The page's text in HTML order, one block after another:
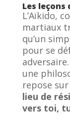
Les
L’Aïkido,
martiaux
qu’un
pour se
une
repose
lieu de
vers toi,